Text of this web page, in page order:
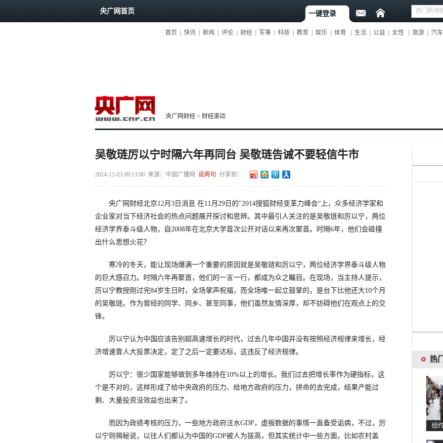
央广网首页 一键登录
首页 快讯 新闻 评论 财经 军事 科技 教育 娱乐 体育 生活 公益 女性 旅游 汽车
央广网财经 > 财经滚动
吴敬琏厉以宁时隔六年再同台 吴敬琏告诫不要轻信牛市
2014-12-03 09:13:00 来源： 中国广播网 说两句 分享到：
央广网财经北京12月3日消息 在11月29日的"2014搜狐财经变革力峰会“上，众多经济学家和
企业家对当下经济社会的热点问题展开探讨和思辨。其中最引人关注的是吴敬琏和厉以宁，两位
经济学界泰斗级人物，自2008年在北京大学首次公开对话以来再次聚首。时隔6年，他们会碰撞
出什么思想火花？
寒冷的冬天，能让现场爆满一个重要的原因就是吴敬琏和厉以宁，两位经济学界泰斗级人物
的巨大感召力。时隔六年再聚首，他们的一言一行，都成为众之瞩目。在现场，当主持人提示，
厉以宁教授刚过完84岁生日时，全场掌声祝福，而全场唯一起立鼓掌的，是台下比他还大10个月
的吴敬琏。作为曾经的同学、同乡、甚至同事，他们虽然友情深厚，却不妨碍他们在观点上的交
锋。
厉以宁认为中国应该告别超高速增长的时代，过去几年中国并没有按照经济规律来增长，经
济增速靠人大投票决定，定了之后一定要达标，这违反了经济规律。
厉以宁：很少国家能够做到多年维持在10%以上的增长。我们过去把增长率作为硬指标，这
个是不对的，这样形成了给中央政府的压力、给地方政府的压力，拼命的去完成，结果产能过
剩、大量投资没效益也出来了。
而因为政绩考核的压力，一些地方政府注水GDP，虚报数据的事情一直备受诟病，不过，厉
以宁则揭秘说，以往人们都认为中国的GDP被人为拔高，但其实统计中一些方面，比如农村盖
热
纽